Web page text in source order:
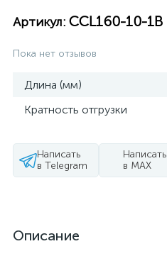
Артикул: CCL160-10-1B
Пока нет отзывов
Длина (мм)
Кратность отгрузки
Написать
в Telegram
Написать
в MAX
Описание